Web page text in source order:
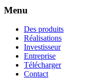
Menu
Des produits
Réalisations
Investisseur
Entreprise
Télécharger
Contact